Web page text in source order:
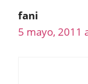
fani
5 mayo, 2011